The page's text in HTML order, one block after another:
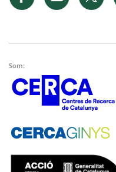
Som: